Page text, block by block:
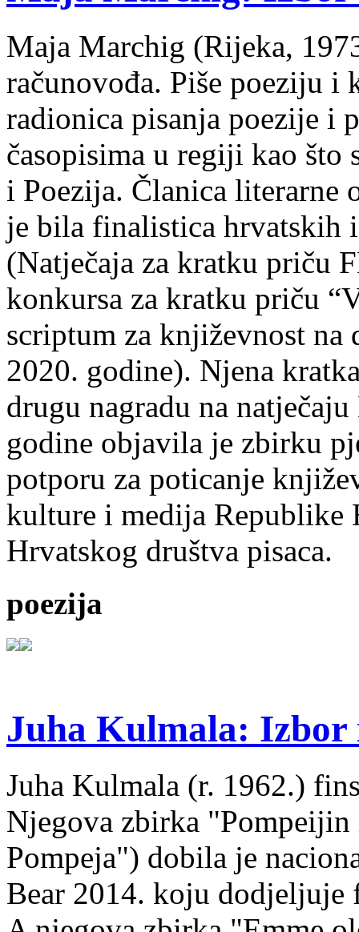
Maja Marchig (Rijeka,
računovođa. Piše poeziju i
radionica pisanja poezije i
časopisima u regiji kao što
i Poezija. Članica literarne
je bila finalistica hrvatskih
(Natječaja za kratku priču
konkursa za kratku priču
scriptum za književnost na
2020. godine). Njena
drugu nagradu na
godine objavila je zbirku
potporu za poticanje
kulture i medija Republike
Hrvatskog društva pisaca.
poezija
Juha Kulmala: Izbor
Juha Kulmala (r. 1962.)
Njegova zbirka
Pompeja") dobila je
Bear 2014. koju